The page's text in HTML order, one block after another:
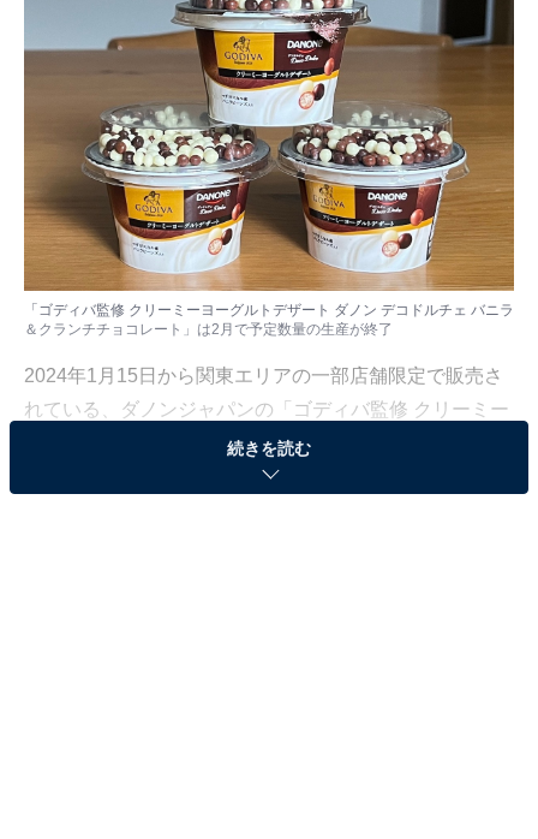
「ゴディバ監修 クリーミーヨーグルトデザート ダノン デコドルチェ バニラ
＆クランチチョコレート」は2月で予定数量の生産が終了
2024年1月15日から関東エリアの一部店舗限定で販売さ
れている、ダノンジャパンの「ゴディバ監修 クリーミー
ヨーグルトデザート ダノン デコドルチェ バニラ＆クラ
ンチチョコレート」というヨーグルトをご存じでしょう
続きを読む